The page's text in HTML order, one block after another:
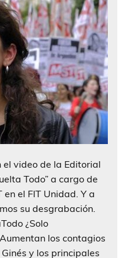
el video de la Editorial
Todo” a cargo de
en el FIT Unidad. Y a
su desgrabación.
¿Solo
los contagios
y los principales